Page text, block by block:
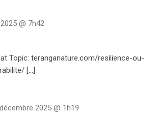
@ 7h42
Topic: teranganature.com/resilience-ou-
[…]
2025 @ 1h19